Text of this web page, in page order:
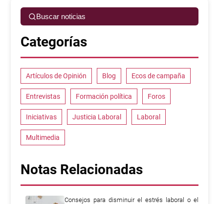
Buscar noticias
Categorías
Artículos de Opinión Blog Ecos de campaña
Entrevistas Formación política Foros
Iniciativas Justicia Laboral Laboral
Multimedia
Notas Relacionadas
Consejos para disminuir el estrés laboral o el